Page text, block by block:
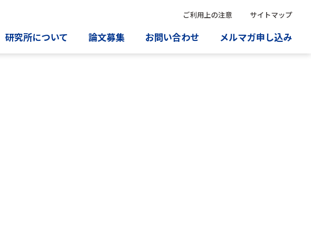
ご利用上の注意 サイトマップ
研究所について 論文募集 お問い合わせ メルマガ申し込み